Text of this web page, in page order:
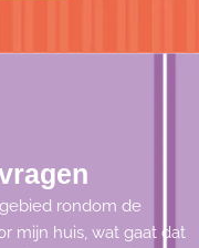
rondom de
mijn huis, wat gaat dat